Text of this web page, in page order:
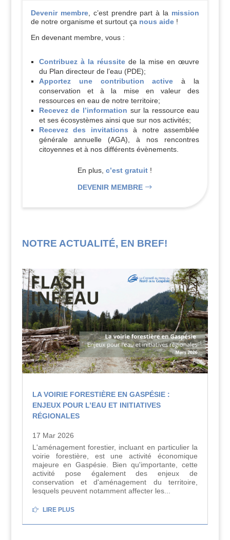
Devenir membre, c’est prendre part à la mission
de notre organisme et surtout ça nous aide!
En devenant membre, vous :
Contribuez à la réussitede la mise en œuvre
du Plan directeur de l’eau (PDE);
Apportez une contribution active à la
conservation et à la mise en valeur des
ressources en eau de notre territoire;
Recevez de l’information sur la ressource eau
et ses écosystèmes ainsi que sur nos activités;
Recevez des invitations à notre assemblée
générale annuelle (AGA), à nos rencontres
citoyennes et à nos différents évènements.
En plus,c’est gratuit !
DEVENIR MEMBRE
NOTRE ACTUALITÉ, EN BREF!
LA VOIRIE FORESTIÈRE EN GASPÉSIE :
ENJEUX POUR L’EAU ET INITIATIVES
RÉGIONALES
17 Mar 2026
L'aménagement forestier, incluant en particulier la
voirie forestière, est une activité économique
majeure en Gaspésie. Bien qu'importante, cette
activité pose également des enjeux de
conservation et d'aménagement du territoire,
lesquels peuvent notamment affecter les...
LIRE PLUS